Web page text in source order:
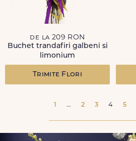
de la 209 RON
Buchet trandafiri galbeni si
limonium
Trimite Flori
1 ... 2 3 4 5